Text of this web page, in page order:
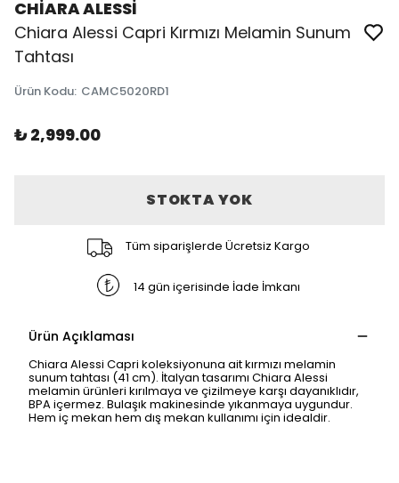
CHİARA ALESSİ
Chiara Alessi Capri Kırmızı Melamin Sunum
Tahtası
Ürün Kodu: CAMC5020RD1
₺ 2,999.00
STOKTA YOK
Tüm siparişlerde Ücretsiz Kargo
14 gün içerisinde İade İmkanı
Ürün Açıklaması
Chiara Alessi Capri koleksiyonuna ait kırmızı melamin
sunum tahtası (41 cm). İtalyan tasarımı Chiara Alessi
melamin ürünleri kırılmaya ve çizilmeye karşı dayanıklıdır,
BPA içermez. Bulaşık makinesinde yıkanmaya uygundur.
Hem iç mekan hem dış mekan kullanımı için idealdir.